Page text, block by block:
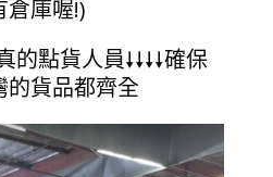
倉庫喔!)
的點貨人員🠗🠗🠗🠗確保
的貨品都齊全